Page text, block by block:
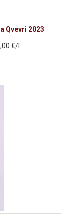
Qvevri 2023
€/l